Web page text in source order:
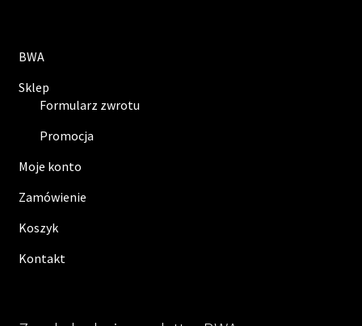
BWA
Sklep
Formularz zwrotu
Promocja
Moje konto
Zamówienie
Koszyk
Kontakt